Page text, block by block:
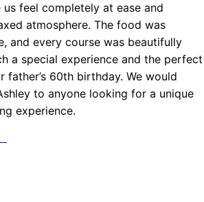
feel completely at ease and
atmosphere. The food was
and every course was beautifully
a special experience and the perfect
father’s 60th birthday. We would
to anyone looking for a unique
experience.